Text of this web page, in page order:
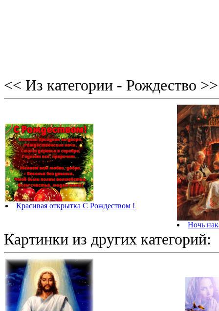
<< Из категории - Рождество >>
Красивая открытка С Рождеством !
Ночь
Картинки из других категорий: